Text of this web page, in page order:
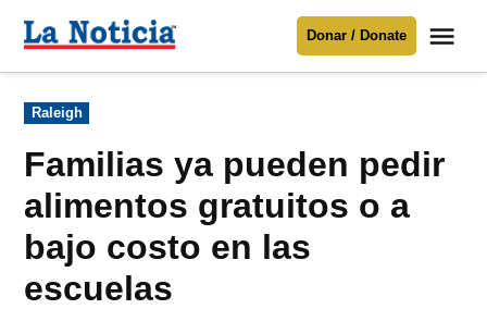
Para mantenerte informado necesitamos
Donar
contenido
Noticia
Donar / Donate
Publicado
en
Raleigh
Familias ya pueden pedir
alimentos gratuitos o a
bajo costo en las
escuelas